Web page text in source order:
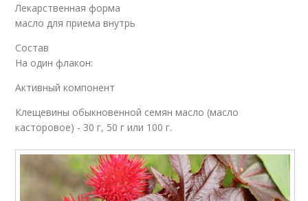
Лекарственная форма
масло для приема внутрь
Состав
На один флакон:
Активный компонент
Клещевины обыкновенной семян масло (масло
касторовое) - 30 г, 50 г или 100 г.